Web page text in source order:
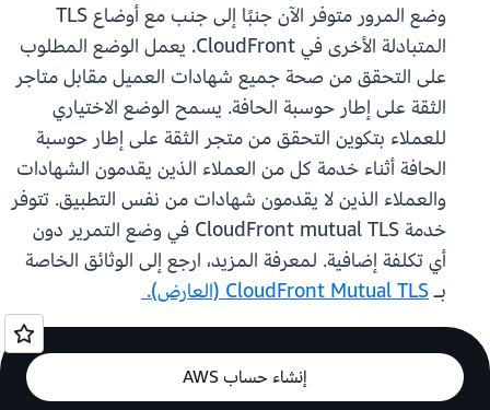
وضع المرور متوفر الآن جنبًا إلى جنب مع أوضاع TLS
المتبادلة الأخرى في CloudFront. يعمل الوضع المطلوب
على التحقق من صحة جميع شهادات العميل مقابل متاجر
الثقة على إطار حوسبة الحافة. يسمح الوضع الاختياري
للعملاء بتكوين التحقق من متجر الثقة على إطار حوسبة
الحافة أثناء خدمة كل من العملاء الذين يقدمون الشهادات
والعملاء الذين لا يقدمون شهادات من نفس التطبيق. تتوفر
خدمة CloudFront mutual TLS في وضع التمرير دون
أي تكلفة إضافية. لمعرفة المزيد، ارجع إلى الوثائق الخاصة
بـCloudFront Mutual TLS (العارض).
إنشاء حساب AWS